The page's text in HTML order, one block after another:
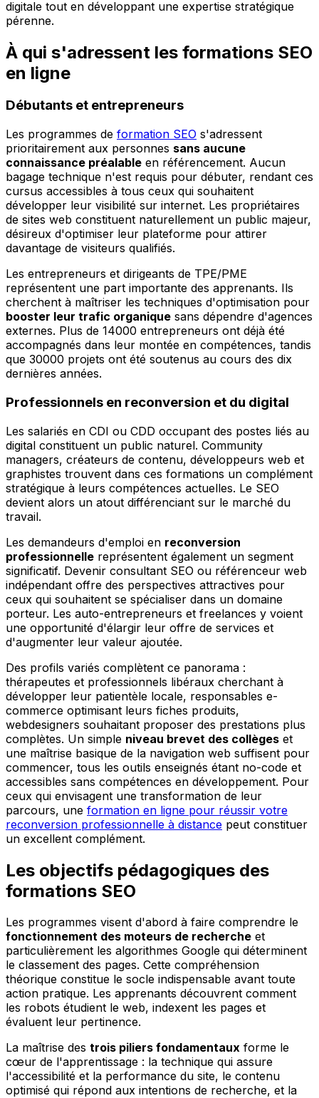
digitale tout en développant une expertise stratégique
pérenne.
À qui s'adressent les formations SEO
en ligne
Débutants et entrepreneurs
Les programmes de formation SEO s'adressent
prioritairement aux personnes sans aucune
connaissance préalable en référencement. Aucun
bagage technique n'est requis pour débuter, rendant ces
cursus accessibles à tous ceux qui souhaitent
développer leur visibilité sur internet. Les propriétaires
de sites web constituent naturellement un public majeur,
désireux d'optimiser leur plateforme pour attirer
davantage de visiteurs qualifiés.
Les entrepreneurs et dirigeants de TPE/PME
représentent une part importante des apprenants. Ils
cherchent à maîtriser les techniques d'optimisation pour
booster leur trafic organique sans dépendre d'agences
externes. Plus de 14000 entrepreneurs ont déjà été
accompagnés dans leur montée en compétences, tandis
que 30000 projets ont été soutenus au cours des dix
dernières années.
Professionnels en reconversion et du digital
Les salariés en CDI ou CDD occupant des postes liés au
digital constituent un public naturel. Community
managers, créateurs de contenu, développeurs web et
graphistes trouvent dans ces formations un complément
stratégique à leurs compétences actuelles. Le SEO
devient alors un atout différenciant sur le marché du
travail.
Les demandeurs d'emploi en reconversion
professionnelle représentent également un segment
significatif. Devenir consultant SEO ou référenceur web
indépendant offre des perspectives attractives pour
ceux qui souhaitent se spécialiser dans un domaine
porteur. Les auto-entrepreneurs et freelances y voient
une opportunité d'élargir leur offre de services et
d'augmenter leur valeur ajoutée.
Des profils variés complètent ce panorama :
thérapeutes et professionnels libéraux cherchant à
développer leur patientèle locale, responsables e-
commerce optimisant leurs fiches produits,
webdesigners souhaitant proposer des prestations plus
complètes. Un simple niveau brevet des collèges et
une maîtrise basique de la navigation web suffisent pour
commencer, tous les outils enseignés étant no-code et
accessibles sans compétences en développement. Pour
ceux qui envisagent une transformation de leur
parcours, une formation en ligne pour réussir votre
reconversion professionnelle à distance peut constituer
un excellent complément.
Les objectifs pédagogiques des
formations SEO
Les programmes visent d'abord à faire comprendre le
fonctionnement des moteurs de recherche et
particulièrement les algorithmes Google qui déterminent
le classement des pages. Cette compréhension
théorique constitue le socle indispensable avant toute
action pratique. Les apprenants découvrent comment
les robots étudient le web, indexent les pages et
évaluent leur pertinence.
La maîtrise des trois piliers fondamentaux forme le
cœur de l'apprentissage : la technique qui assure
l'accessibilité et la performance du site, le contenu
optimisé qui répond aux intentions de recherche, et la